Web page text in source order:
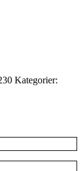
Kategorier: